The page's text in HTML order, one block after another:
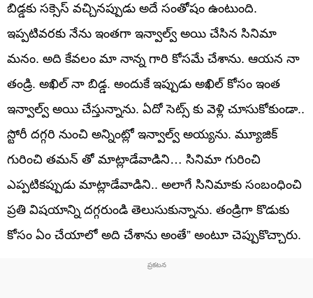
బిడ్డకు సక్సెస్ వచ్చినప్పుడు అదే సంతోషం ఉంటుంది.
ఇప్పటివరకు నేను ఇంతగా ఇన్వాల్వ్ అయి చేసిన సినిమా
మనం. అది కేవలం మా నాన్న గారి కోసమే చేశాను. ఆయన నా
తండ్రి. అఖిల్ నా బిడ్డ. అందుకే ఇప్పుడు అఖిల్ కోసం ఇంత
ఇన్వాల్వ్ అయి చేస్తున్నాను. ఏదో సెట్స్ కు వెళ్లి చూసుకోకుండా..
స్టోరీ దగ్గరి నుంచి అన్నింట్లో ఇన్వాల్వ్ అయ్యను. మ్యూజిక్
గురించి తమన్ తో మాట్లాడేవాడిని… సినిమా గురించి
ఎప్పటికప్పుడు మాట్లాడేవాడిని.. అలాగే సినిమాకు సంబంధించి
ప్రతి విషయాన్ని దగ్గరుండి తెలుసుకున్నాను. తండ్రిగా కొడుకు
కోసం ఏం చేయాలో అది చేశాను అంతే” అంటూ చెప్పుకొచ్చారు.